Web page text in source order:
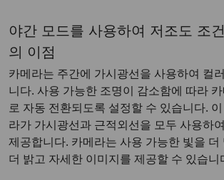
야간 모드를 사용하여 저조도 조
의 이점
카메라는 주간에 가시광선을 사용하여 컬
니다. 사용 가능한 조명이 감소함에 따라
로 자동 전환되도록 설정할 수 있습니다.
라가 가시광선과 근적외선을 모두 사용하
제공합니다. 카메라는 사용 가능한 빛을 더
더 밝고 자세한 이미지를 제공할 수 있습니